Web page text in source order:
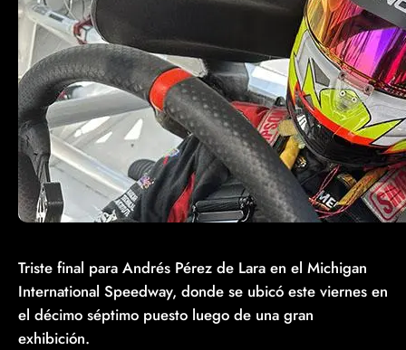
Triste final para Andrés Pérez de Lara en el Michigan
International Speedway, donde se ubicó este viernes en
el décimo séptimo puesto luego de una gran
exhibición.